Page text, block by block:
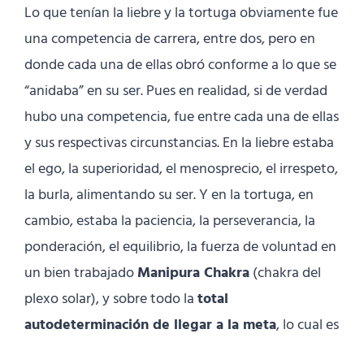
Lo que tenían la liebre y la tortuga obviamente fue
una competencia de carrera, entre dos, pero en
donde cada una de ellas obró conforme a lo que se
“anidaba” en su ser. Pues en realidad, si de verdad
hubo una competencia, fue entre cada una de ellas
y sus respectivas circunstancias. En la liebre estaba
el ego, la superioridad, el menosprecio, el irrespeto,
la burla, alimentando su ser. Y en la tortuga, en
cambio, estaba la paciencia, la perseverancia, la
ponderación, el equilibrio, la fuerza de voluntad en
un bien trabajadoManipura Chakra(chakra del
plexo solar), y sobre todo latotal
autodeterminación de llegar a la meta, lo cual es